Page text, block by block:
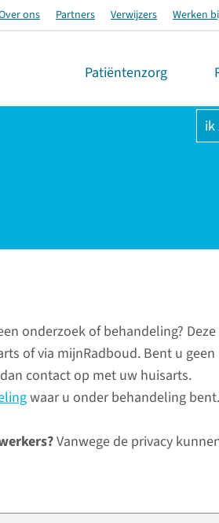
ons Partners Verwijzers Werken
Patiëntenzorg
ik
onderzoek of behandeling?
of via mijnRadboud. Bent u geen
contact op met uw huisarts.
waar u onder behandeling
Vanwege de privacy